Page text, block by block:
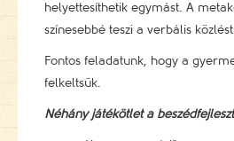
helyettesíthetik egymást. A
színesebbé teszi a verbális
Fontos feladatunk, hogy a
felkeltsük.
Néhány játékötlet a